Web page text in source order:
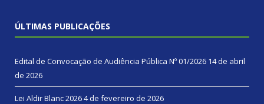
ÚLTIMAS PUBLICAÇÕES
Edital de Convocação de Audiência Pública Nº 01/2026 14 de abril
de 2026
Lei Aldir Blanc 20264 de fevereiro de 2026